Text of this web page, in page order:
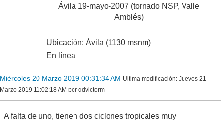
Ávila 19-mayo-2007 (tornado NSP, Valle
Amblés)
Ubicación: Ávila (1130 msnm)
En línea
Miércoles 20 Marzo 2019 00:31:34 AM Ultima modificación: Jueves 21
Marzo 2019 11:02:18 AM por gdvictorm
A falta de uno, tienen dos ciclones tropicales muy